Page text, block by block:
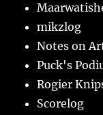
mikzlog
Notes on
Puck's
Rogier
Scorelog